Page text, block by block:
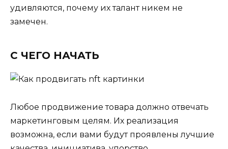
удивляются, почему их талант никем не
замечен.
С ЧЕГО НАЧАТЬ
Любое продвижение товара должно отвечать
маркетинговым целям. Их реализация
возможна, если вами будут проявлены лучшие